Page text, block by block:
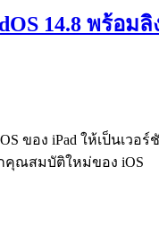
14.8 พร้อม
ของ iPad ให้เป็นเวอ
คุณสมบัติใหม่ของ iOS